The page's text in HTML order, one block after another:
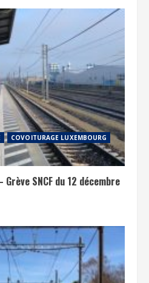
COVOITURAGE LUXEMBOURG
SNCF du 12 décembre